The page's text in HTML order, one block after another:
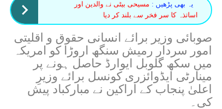
یہ بھی پڑھیں : مسیحی بیٹی نے والدین اور
اساتذہ کا سر فخر سے بلند کر دیا
صوبائی وزیر برائے انسانی حقوق و اقلیتی
امور سردار رمیش سنگھ اروڑا کو امریکہ
میں سکھ گلوبل ایوارڈ حاصل ہونے پر
مینارٹی ایڈوائزری کونسل برائے وزیرِ
اعلیٰ پنجاب کے اراکین نے مبارکباد پیش
کی۔